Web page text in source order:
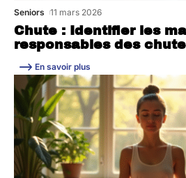
Chute : Identifier les
responsables des
Seniors 11 mars 2026
En savoir plus